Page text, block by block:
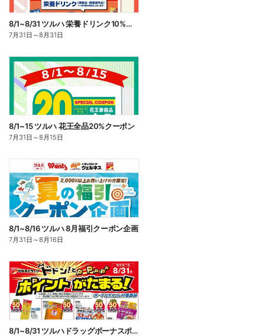
8/1~8/31 ツルハ 栄養ドリンク10%ポイント還元
7月31日 ～8月31日
8/1~15 ツルハ 花王全品20%クーポン
7月31日 ～8月15日
8/1~8/16 ツルハ 8月福引クーポン企画
7月31日 ～8月16日
8/1~8/31 ツルハドラッグボーナスポイントチラシ